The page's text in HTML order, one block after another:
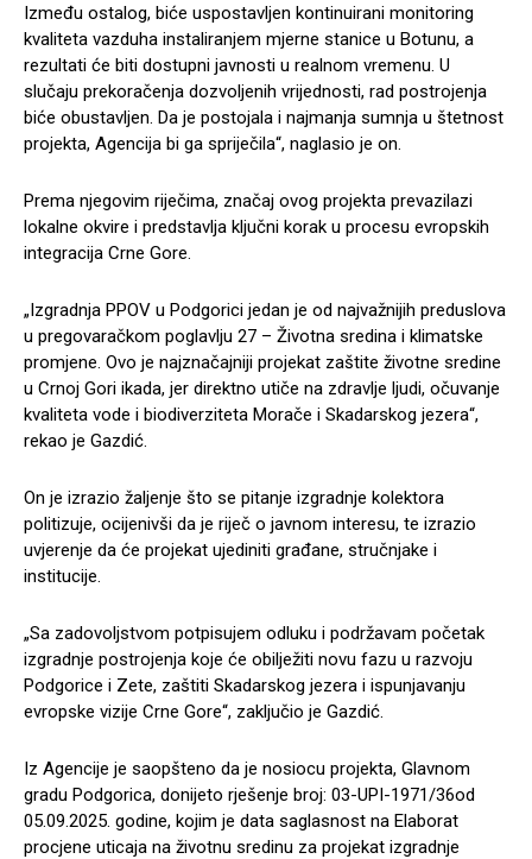
Između ostalog, biće uspostavljen kontinuirani monitoring
kvaliteta vazduha instaliranjem mjerne stanice u Botunu, a
rezultati će biti dostupni javnosti u realnom vremenu. U
slučaju prekoračenja dozvoljenih vrijednosti, rad postrojenja
biće obustavljen. Da je postojala i najmanja sumnja u štetnost
projekta, Agencija bi ga spriječila“, naglasio je on.
Prema njegovim riječima, značaj ovog projekta prevazilazi
lokalne okvire i predstavlja ključni korak u procesu evropskih
integracija Crne Gore.
„Izgradnja PPOV u Podgorici jedan je od najvažnijih preduslova
u pregovaračkom poglavlju 27 – Životna sredina i klimatske
promjene. Ovo je najznačajniji projekat zaštite životne sredine
u Crnoj Gori ikada, jer direktno utiče na zdravlje ljudi, očuvanje
kvaliteta vode i biodiverziteta Morače i Skadarskog jezera“,
rekao je Gazdić.
On je izrazio žaljenje što se pitanje izgradnje kolektora
politizuje, ocijenivši da je riječ o javnom interesu, te izrazio
uvjerenje da će projekat ujediniti građane, stručnjake i
institucije.
„Sa zadovoljstvom potpisujem odluku i podržavam početak
izgradnje postrojenja koje će obilježiti novu fazu u razvoju
Podgorice i Zete, zaštiti Skadarskog jezera i ispunjavanju
evropske vizije Crne Gore“, zaključio je Gazdić.
Iz Agencije je saopšteno da je nosiocu projekta, Glavnom
gradu Podgorica, donijeto rješenje broj: 03-UPI-1971/36od
05.09.2025. godine, kojim je data saglasnost na Elaborat
procjene uticaja na životnu sredinu za projekat izgradnje